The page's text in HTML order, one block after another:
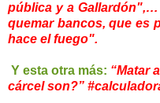
pública y a
quemar bancos, que es
hace el fuego".
Y esta otra más: “Matar
cárcel son?”